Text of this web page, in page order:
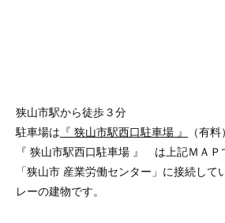
狭山市駅から徒歩３分
駐車場は 『 狭山市駅西口駐車場 』
（有
『 狭山市駅西口駐車場 』 は上記ＭＡＰ
「狭山市 産業労働センター」に接続して
レーの建物です。